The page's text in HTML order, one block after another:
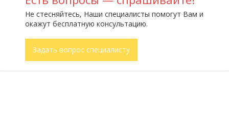
Не стесняйтесь, Наши специалисты помогут Вам и
окажут бесплатную консультацию.
Задать вопрос специалисту